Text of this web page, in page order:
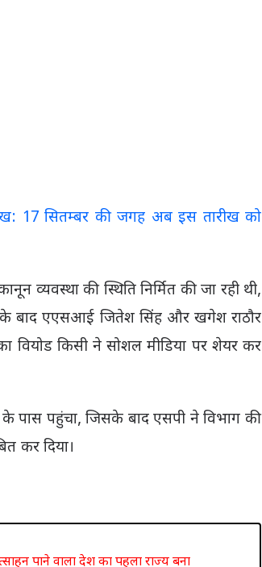
17 सितम्बर की जगह अब इस तारीख को
व्यवस्था की स्थिति निर्मित की जा रही थी,
बाद एएसआई जितेश सिंह और खगेश राठौर
किसी ने सोशल मीडिया पर शेयर कर
के पास पहुंचा, जिसके बाद एसपी ने विभाग की
कर दिया।
पाने वाला देश का पहला राज्य बना